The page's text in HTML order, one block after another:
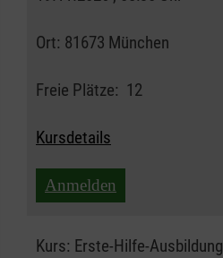
Ort: 81673 München
Freie Plätze: 12
Kursdetails
Anmelden
Kurs: Erste-Hilfe-Ausbildung